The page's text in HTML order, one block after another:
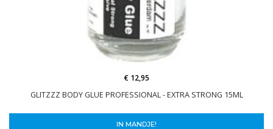
GLITZZZ BODY GLUE PROFESSIONAL - EXTRA STRONG 15ML
€ 12,95
IN MANDJE!